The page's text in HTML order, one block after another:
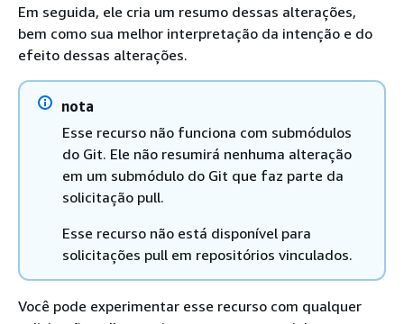
Em seguida, ele cria um resumo dessas alterações,
bem como sua melhor interpretação da intenção e do
efeito dessas alterações.
nota
Esse recurso não funciona com submódulos
do Git. Ele não resumirá nenhuma alteração
em um submódulo do Git que faz parte da
solicitação pull.
Esse recurso não está disponível para
solicitações pull em repositórios vinculados.
Você pode experimentar esse recurso com qualquer